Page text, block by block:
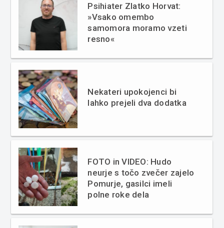
Psihiater Zlatko Horvat:
»Vsako omembo
samomora moramo vzeti
resno«
Nekateri upokojenci bi
lahko prejeli dva dodatka
FOTO in VIDEO: Hudo
neurje s točo zvečer zajelo
Pomurje, gasilci imeli
polne roke dela